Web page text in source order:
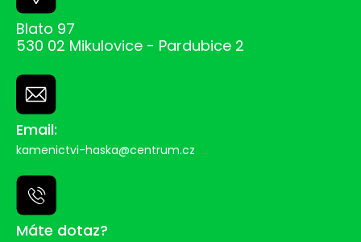
Blato 97
530 02 Mikulovice - Pardubice 2
Email:
kamenictvi-haska@centrum.cz
Máte dotaz?